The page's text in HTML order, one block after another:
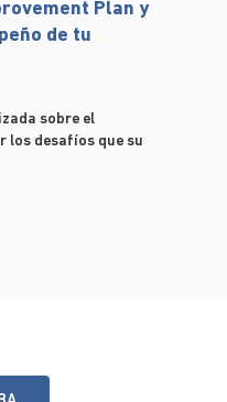
Plan y
de tu
sobre el
los desafíos que su